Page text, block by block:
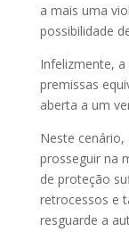
a mais uma
possibilidade
Infelizmente,
premissas
aberta a um
Neste
prosseguir na
de proteção
retrocessos e
resguarde a